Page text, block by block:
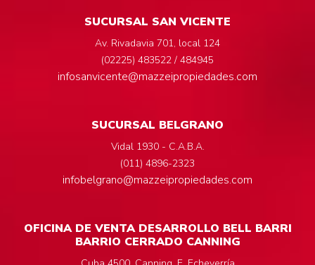
SUCURSAL SAN VICENTE
Av. Rivadavia 701, local 124
(02225) 483522 / 484945
infosanvicente@mazzeipropiedades.com
SUCURSAL BELGRANO
Vidal 1930 - C.A.B.A.
(011) 4896-2323
infobelgrano@mazzeipropiedades.com
OFICINA DE VENTA DESARROLLO BELL BARRI
BARRIO CERRADO CANNING